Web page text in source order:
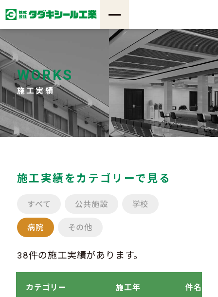
WORKS
施工実績
施工実績をカテゴリーで見る
すべて 公共施設 学校
病院 その他
38件の施工実績があります。
カテゴリー 施工年 件名